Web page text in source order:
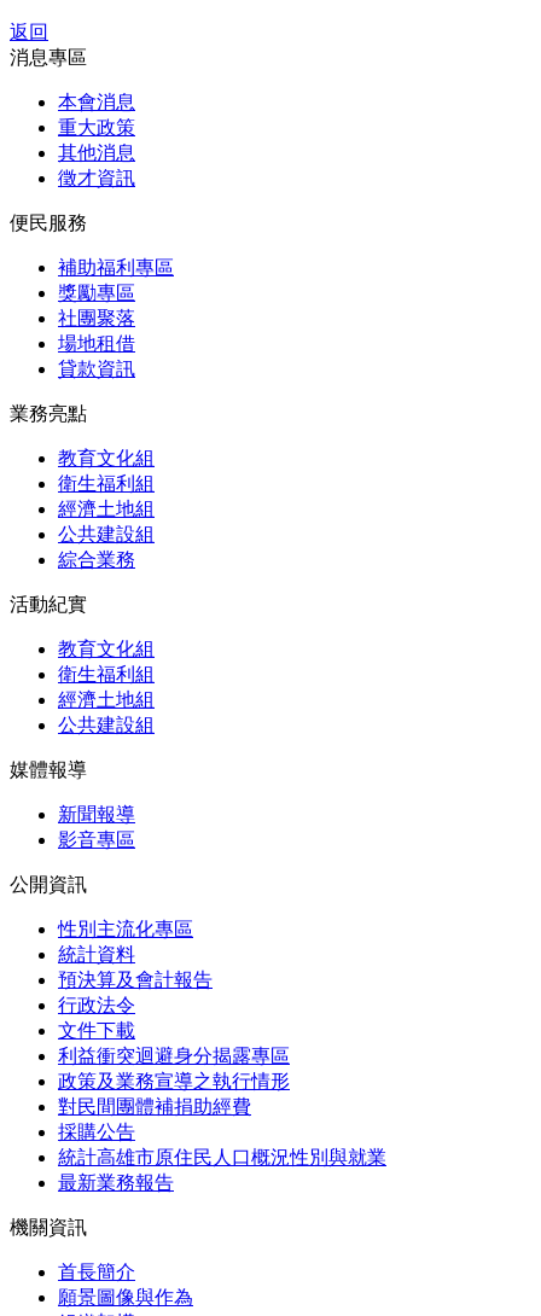
返回
消息專區
本會消息
重大政策
其他消息
徵才資訊
便民服務
補助福利專區
獎勵專區
社團聚落
場地租借
貸款資訊
業務亮點
教育文化組
衛生福利組
經濟土地組
公共建設組
綜合業務
活動紀實
教育文化組
衛生福利組
經濟土地組
公共建設組
媒體報導
新聞報導
影音專區
公開資訊
性別主流化專區
統計資料
預決算及會計報告
行政法令
文件下載
利益衝突迴避身分揭露專區
政策及業務宣導之執行情形
對民間團體補捐助經費
採購公告
統計高雄市原住民人口概況性別與就業
最新業務報告
機關資訊
首長簡介
願景圖像與作為